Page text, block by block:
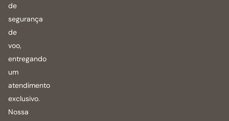
de
segurança
de
voo,
entregando
um
atendimento
exclusivo.
Nossa